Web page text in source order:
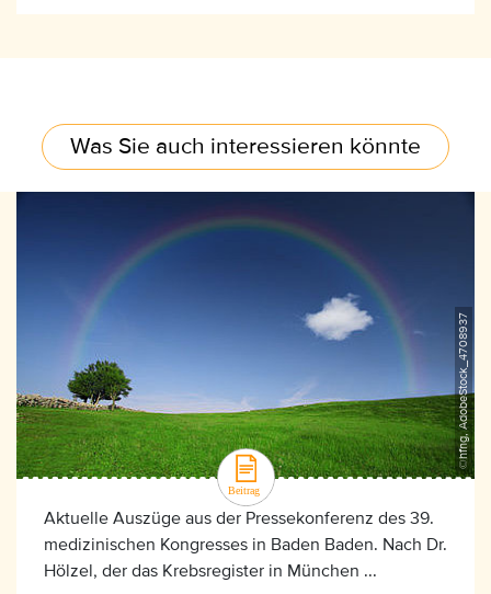
Was Sie auch interessieren könnte
©hfng, AdobeStock_4708937
Aktuelle Auszüge aus der Pressekonferenz des 39.
medizinischen Kongresses in Baden Baden. Nach Dr.
Hölzel, der das Krebsregister in München ...